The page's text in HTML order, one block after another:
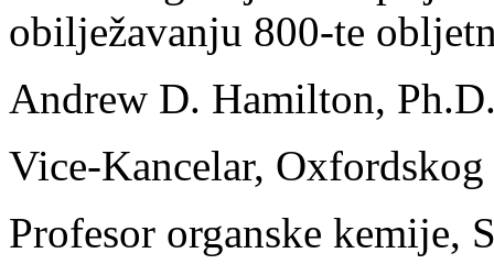
obilježavanju 800-te
Andrew D. Hamilton,
Vice-Kancelar,
Profesor organske kemije,